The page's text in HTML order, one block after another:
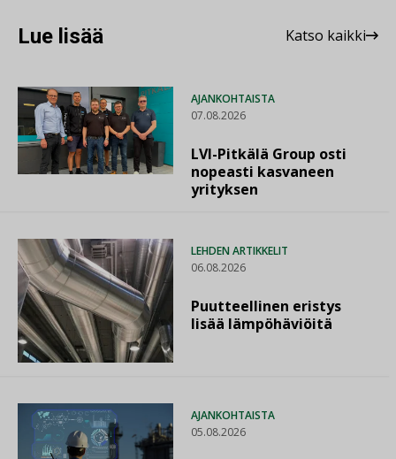
Lue lisää Katso kaikki
AJANKOHTAISTA
07.08.2026
LVI-Pitkälä Group osti
nopeasti kasvaneen
yrityksen
LEHDEN ARTIKKELIT
06.08.2026
Puutteellinen eristys
lisää lämpöhäviöitä
AJANKOHTAISTA
05.08.2026